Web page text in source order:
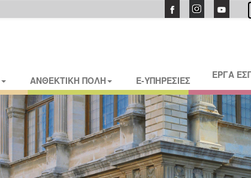
ΑΝΘΕΚΤΙΚΗ ΠΟΛΗ E-ΥΠΗΡΕΣΙΕΣ ΕΡΓΑ